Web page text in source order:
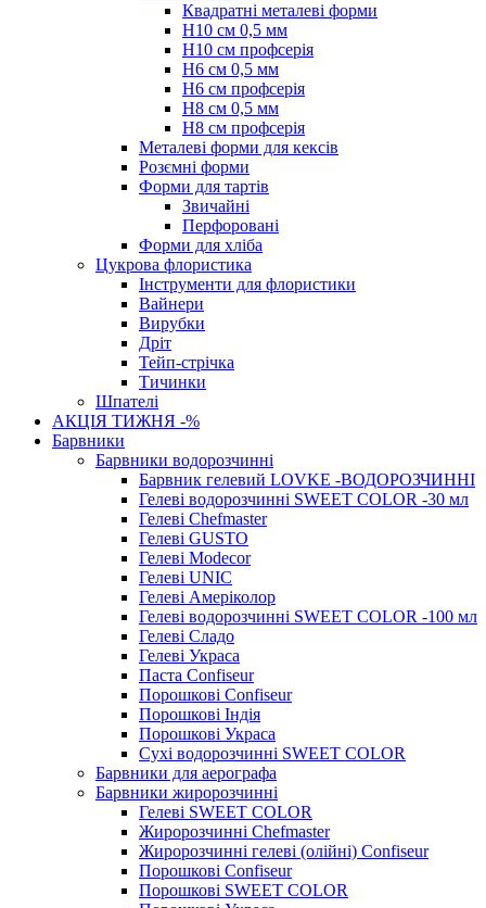
Квадратні металеві форми
Н10 см 0,5 мм
Н10 см профсерія
Н6 см 0,5 мм
Н6 см профсерія
Н8 см 0,5 мм
Н8 см профсерія
Металеві форми для кексів
Розємні форми
Форми для тартів
Звичайні
Перфоровані
Форми для хліба
Цукрова флористика
Інструменти для флористики
Вайнери
Вирубки
Дріт
Тейп-стрічка
Тичинки
Шпателі
АКЦІЯ ТИЖНЯ -%
Барвники
Барвники водорозчинні
Барвник гелевий LOVKE -ВОДОРОЗЧИННІ
Гелеві водорозчинні SWEET COLOR -30 мл
Гелеві Chefmaster
Гелеві GUSTO
Гелеві Modecor
Гелеві UNIC
Гелеві Амеріколор
Гелеві водорозчинні SWEET COLOR -100 мл
Гелеві Сладо
Гелеві Украса
Паста Confiseur
Порошкові Confiseur
Порошкові Індія
Порошкові Украса
Сухі водорозчинні SWEET COLOR
Барвники для аерографа
Барвники жиророзчинні
Гелеві SWEET COLOR
Жиророзчинні Chefmaster
Жиророзчинні гелеві (олійні) Confiseur
Порошкові Confiseur
Порошкові SWEET COLOR